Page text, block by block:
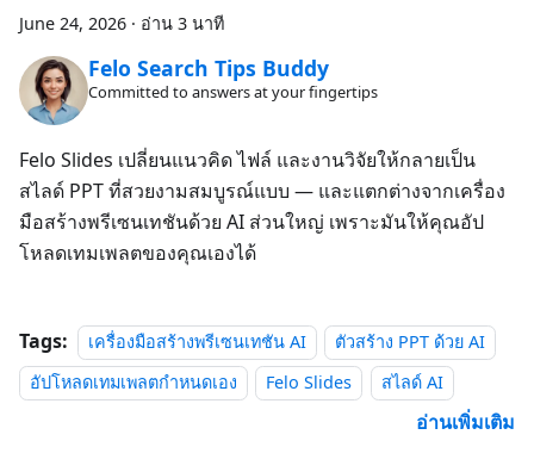
June 24, 2026 · อ่าน 3 นาที
Felo Search Tips Buddy
Committed to answers at your fingertips
Felo Slides เปลี่ยนแนวคิด ไฟล์ และงานวิจัยให้กลายเป็น
สไลด์ PPT ที่สวยงามสมบูรณ์แบบ — และแตกต่างจากเครื่อง
มือสร้างพรีเซนเทชันด้วย AI ส่วนใหญ่ เพราะมันให้คุณอัป
โหลดเทมเพลตของคุณเองได้
Tags: เครื่องมือสร้างพรีเซนเทชัน AI
ตัวสร้าง PPT ด้วย AI
อัปโหลดเทมเพลตกำหนดเอง
Felo Slides สไลด์ AI
อ่านเพิ่มเติม